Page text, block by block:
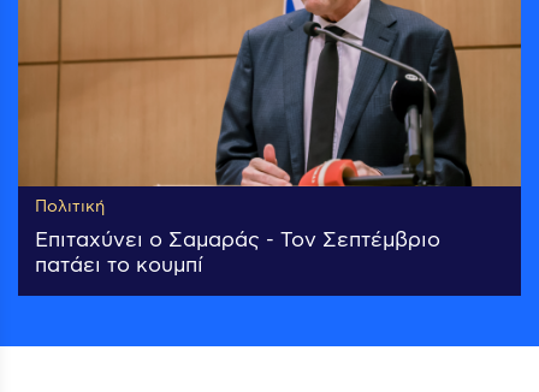
Πολιτική
Επιταχύνει ο Σαμαράς - Τον Σεπτέμβριο
πατάει το κουμπί